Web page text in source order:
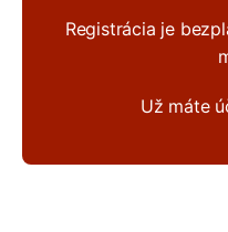
Registrácia je
Už máte